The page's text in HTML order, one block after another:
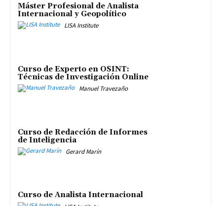
Máster Profesional de Analista
Internacional y Geopolítico
LISA Institute
Curso de Experto en OSINT:
Técnicas de Investigación Online
Manuel Travezaño
Curso de Redacción de Informes
de Inteligencia
Gerard Marín
Curso de Analista Internacional